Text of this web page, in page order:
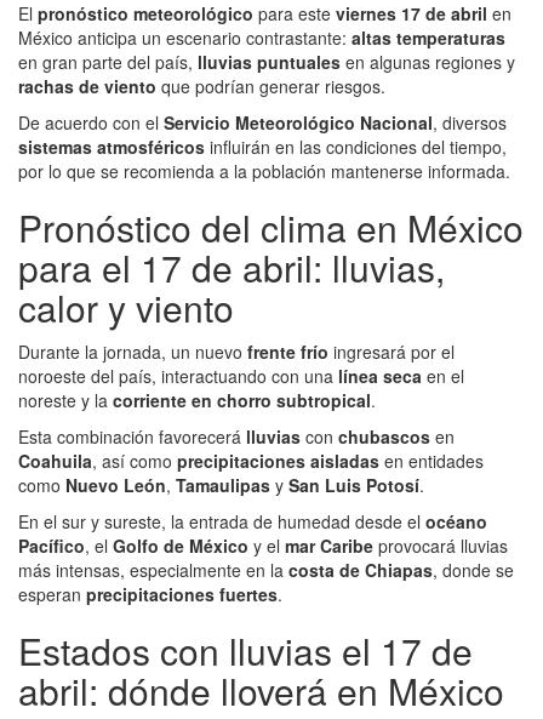
El pronóstico meteorológico para este viernes 17 de abril en
México anticipa un escenario contrastante: altas temperaturas
en gran parte del país, lluvias puntuales en algunas regiones y
rachas de viento que podrían generar riesgos.
De acuerdo con el Servicio Meteorológico Nacional, diversos
sistemas atmosféricos influirán en las condiciones del tiempo,
por lo que se recomienda a la población mantenerse informada.
Pronóstico del clima en México
para el 17 de abril: lluvias,
calor y viento
Durante la jornada, un nuevo frente frío ingresará por el
noroeste del país, interactuando con una línea seca en el
noreste y la corriente en chorro subtropical.
Esta combinación favorecerá lluvias con chubascos en
Coahuila, así como precipitaciones aisladas en entidades
como Nuevo León, Tamaulipas y San Luis Potosí.
En el sur y sureste, la entrada de humedad desde el océano
Pacífico, el Golfo de México y el mar Caribe provocará lluvias
más intensas, especialmente en la costa de Chiapas, donde se
esperan precipitaciones fuertes.
Estados con lluvias el 17 de
abril: dónde lloverá en México